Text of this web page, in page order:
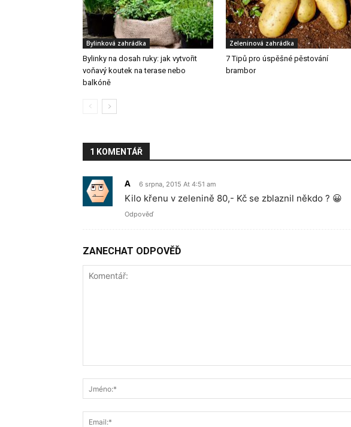
Bylinková zahrádka
Bylinky na dosah ruky: jak vytvořit
voňavý koutek na terase nebo
balkóně
Zeleninová zahrádka
7 Tipů pro úspěšné pěstování
brambor
1 KOMENTÁŘ
A 6 srpna, 2015 At 4:51 am
Kilo křenu v zelenině 80,- Kč se zblaznil někdo ? 😀
Odpověď
ZANECHAT ODPOVĚĎ